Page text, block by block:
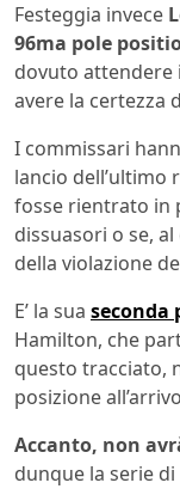
Festeggia invece
96ma pole
dovuto attendere
avere la certezza
I commissari
lancio dell’ultimo
fosse rientrato in
dissuasori o se,
della violazione
E’ la sua seconda
Hamilton, che
questo tracciato,
posizione
Accanto, non
dunque la serie